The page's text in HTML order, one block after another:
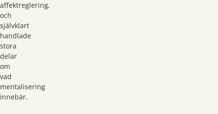
affektreglering,
och
självklart
handlade
stora
delar
om
vad
mentalisering
innebär.